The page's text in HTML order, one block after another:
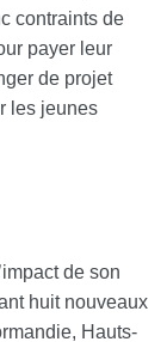
contraints de
payer leur
de projet
les jeunes
de son
huit nouveaux
Hauts-